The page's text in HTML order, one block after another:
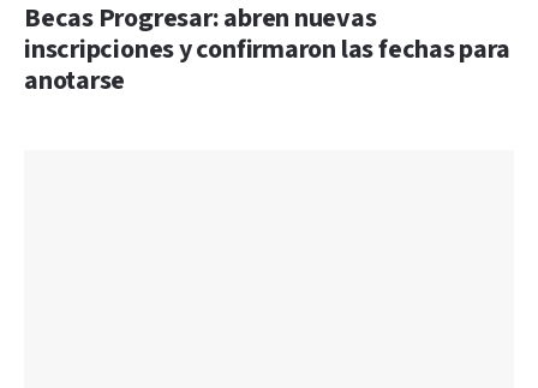
Becas Progresar: abren nuevas
inscripciones y confirmaron las fechas para
anotarse